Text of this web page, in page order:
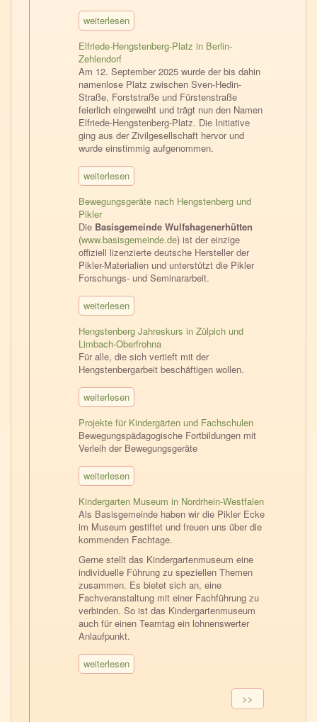
weiterlesen
Elfriede-Hengstenberg-Platz in Berlin-
Zehlendorf
Am 12. September 2025 wurde der bis dahin
namenlose Platz zwischen Sven-Hedin-
Straße, Forststraße und Fürstenstraße
feierlich eingeweiht und trägt nun den Namen
Elfriede-Hengstenberg-Platz. Die Initiative
ging aus der Zivilgesellschaft hervor und
wurde einstimmig aufgenommen.
weiterlesen
Bewegungsgeräte nach Hengstenberg und
Pikler
Die Basisgemeinde Wulfshagenerhütten
(www.basisgemeinde.de) ist der einzige
offiziell lizenzierte deutsche Hersteller der
Pikler-Materialien und unterstützt die Pikler
Forschungs- und Seminararbeit.
weiterlesen
Hengstenberg Jahreskurs in Zülpich und
Limbach-Oberfrohna
Für alle, die sich vertieft mit der
Hengstenbergarbeit beschäftigen wollen.
weiterlesen
Projekte für Kindergärten und Fachschulen
Bewegungspädagogische Fortbildungen mit
Verleih der Bewegungsgeräte
weiterlesen
Kindergarten Museum in Nordrhein-Westfalen
Als Basisgemeinde haben wir die Pikler Ecke
im Museum gestiftet und freuen uns über die
kommenden Fachtage.
Gerne stellt das Kindergartenmuseum eine
individuelle Führung zu speziellen Themen
zusammen. Es bietet sich an, eine
Fachveranstaltung mit einer Fachführung zu
verbinden. So ist das Kindergartenmuseum
auch für einen Teamtag ein lohnenswerter
Anlaufpunkt.
weiterlesen
Nächste
Seite
>>